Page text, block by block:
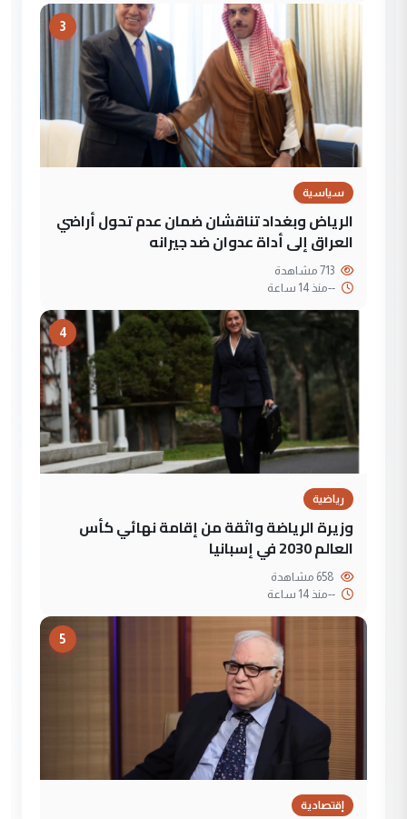
3
سياسية
الرياض وبغداد تناقشان ضمان عدم تحول أراضي
العراق إلى أداة عدوان ضد جيرانه
--منذ 14 ساعة
4
رياضية
وزيرة الرياضة واثقة من إقامة نهائي كأس
العالم 2030 في إسبانيا
--منذ 14 ساعة
5
إقتصادية